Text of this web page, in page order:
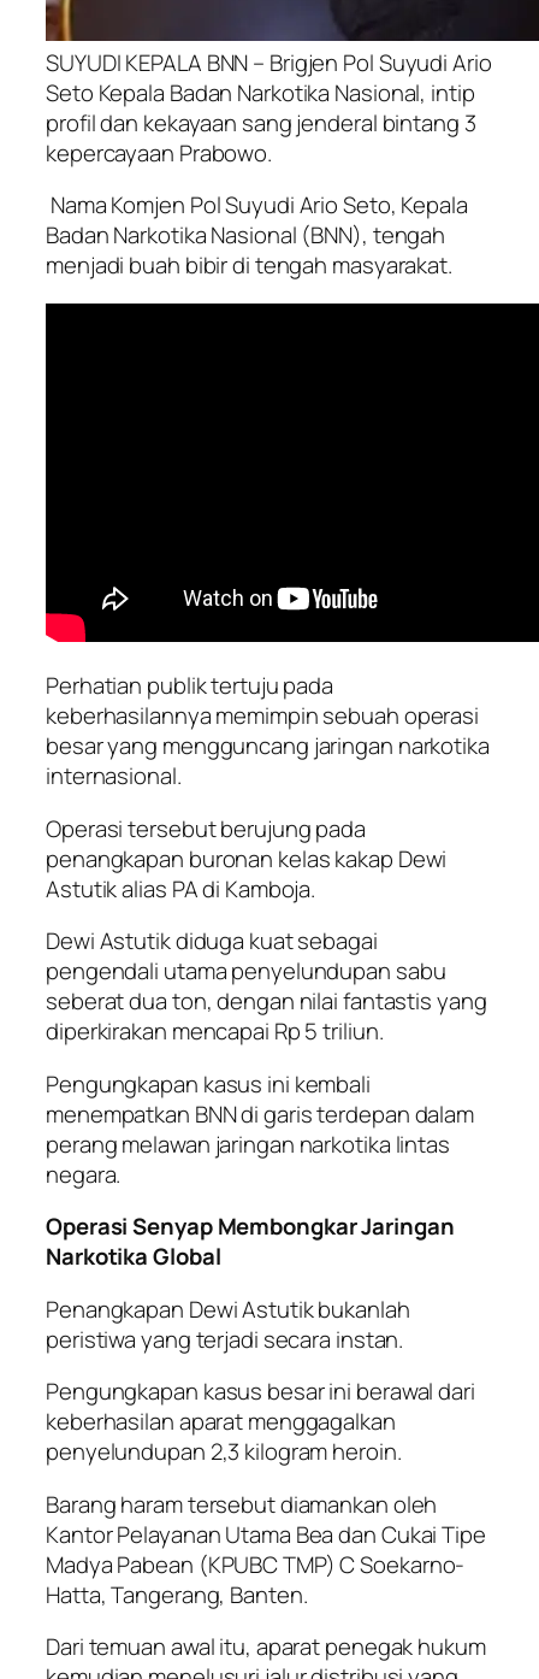
SUYUDI KEPALA BNN – Brigjen Pol Suyudi Ario
Seto Kepala Badan Narkotika Nasional, intip
profil dan kekayaan sang jenderal bintang 3
kepercayaan Prabowo.
Nama Komjen Pol Suyudi Ario Seto, Kepala
Badan Narkotika Nasional (BNN), tengah
menjadi buah bibir di tengah masyarakat.
Perhatian publik tertuju pada
keberhasilannya memimpin sebuah operasi
besar yang mengguncang jaringan narkotika
internasional.
Operasi tersebut berujung pada
penangkapan buronan kelas kakap Dewi
Astutik alias PA di Kamboja.
Dewi Astutik diduga kuat sebagai
pengendali utama penyelundupan sabu
seberat dua ton, dengan nilai fantastis yang
diperkirakan mencapai Rp 5 triliun.
Pengungkapan kasus ini kembali
menempatkan BNN di garis terdepan dalam
perang melawan jaringan narkotika lintas
negara.
Operasi Senyap Membongkar Jaringan
Narkotika Global
Penangkapan Dewi Astutik bukanlah
peristiwa yang terjadi secara instan.
Pengungkapan kasus besar ini berawal dari
keberhasilan aparat menggagalkan
penyelundupan 2,3 kilogram heroin.
Barang haram tersebut diamankan oleh
Kantor Pelayanan Utama Bea dan Cukai Tipe
Madya Pabean (KPUBC TMP) C Soekarno-
Hatta, Tangerang, Banten.
Dari temuan awal itu, aparat penegak hukum